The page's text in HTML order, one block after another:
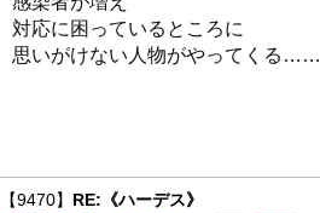
対応に困っているところに
思いがけない人物がやってくる……
【9470】 RE:《ハーデス》